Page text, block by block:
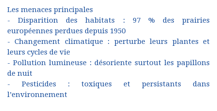
Les menaces principales
- Disparition des habitats : 97 % des prairies
européennes perdues depuis 1950
- Changement climatique : perturbe leurs plantes et
leurs cycles de vie
- Pollution lumineuse : désoriente surtout les papillons
de nuit
- Pesticides : toxiques et persistants dans
l’environnement